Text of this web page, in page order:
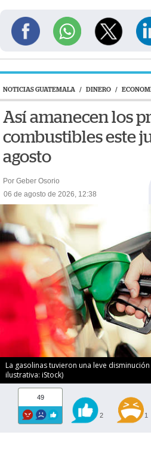
NOTICIAS GUATEMALA / DINERO /
Así amanecen los
combustibles este
agosto
Por Geber Osorio
06 de agosto de 2026, 12:38
La gasolinas tuvieron una leve
ilustrativa: iStock)
49
2 1